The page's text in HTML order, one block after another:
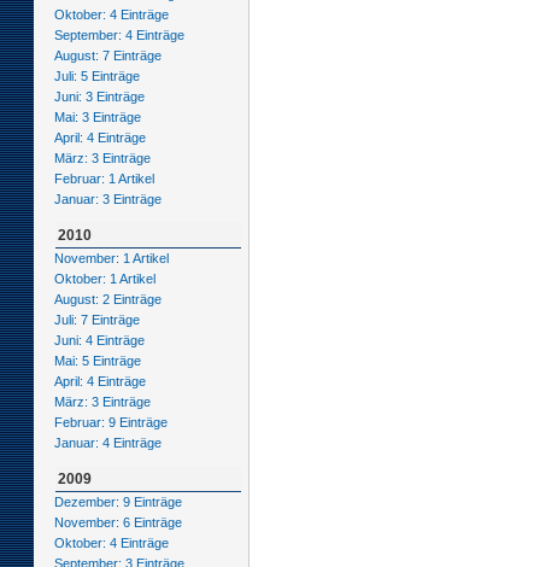
Oktober: 4 Einträge
September: 4 Einträge
August: 7 Einträge
Juli: 5 Einträge
Juni: 3 Einträge
Mai: 3 Einträge
April: 4 Einträge
März: 3 Einträge
Februar: 1 Artikel
Januar: 3 Einträge
2010
November: 1 Artikel
Oktober: 1 Artikel
August: 2 Einträge
Juli: 7 Einträge
Juni: 4 Einträge
Mai: 5 Einträge
April: 4 Einträge
März: 3 Einträge
Februar: 9 Einträge
Januar: 4 Einträge
2009
Dezember: 9 Einträge
November: 6 Einträge
Oktober: 4 Einträge
September: 3 Einträge